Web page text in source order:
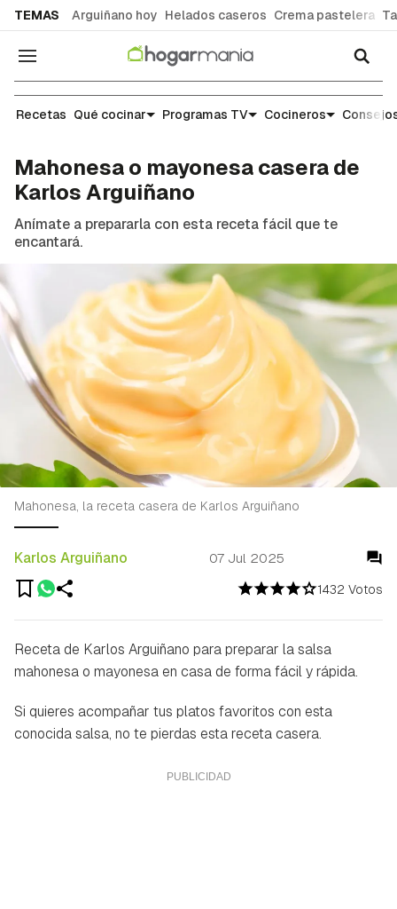
TEMAS Arguiñano hoy Helados caseros Crema pastelera
Navegación
Recetas
Recetas Qué cocinar Programas TV Cocineros
Mahonesa o mayonesa casera de
Karlos Arguiñano
Anímate a prepararla con esta receta fácil que te
encantará.
1432 Votos
Karlos Arguiñano 07 Jul 2025
Mahonesa, la receta casera de Karlos Arguiñano
Receta de Karlos Arguiñano para preparar la salsa
mahonesa o mayonesa en casa de forma fácil y rápida.
Si quieres acompañar tus platos favoritos con esta
conocida salsa, no te pierdas esta receta casera.